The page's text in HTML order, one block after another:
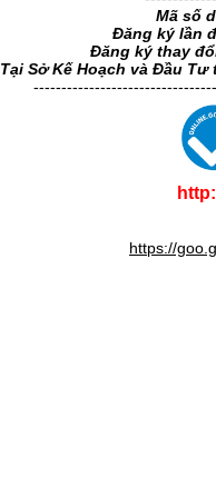
Mã số
Đăng ký lần
Đăng ký thay
Tại Sở Kế Hoạch và Đầu
https://